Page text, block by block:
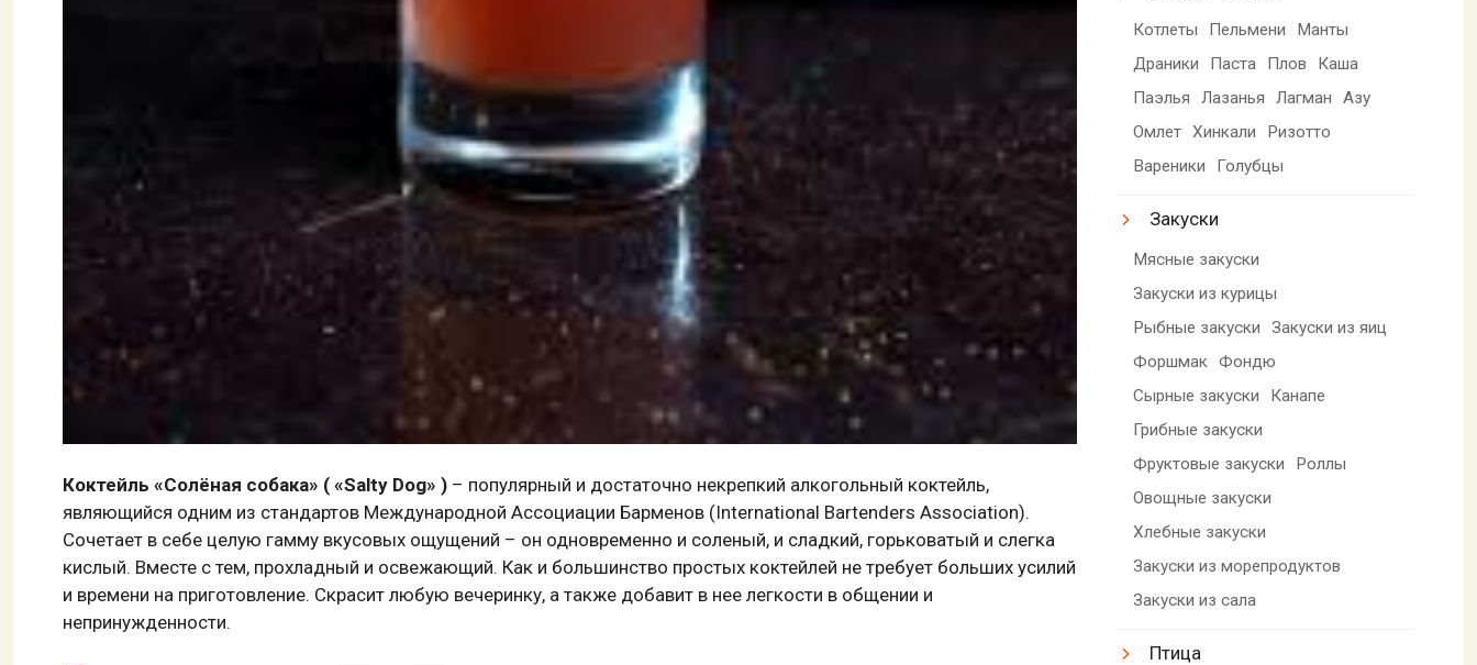
Коктейль «Солёная собака» ( «Salty Dog» ) – популярный и достаточно некрепкий алкогольный коктейль,
являющийся одним из стандартов Международной Ассоциации Барменов (International Bartenders Association).
Сочетает в себе целую гамму вкусовых ощущений – он одновременно и соленый, и сладкий, горьковатый и слегка
кислый. Вместе с тем, прохладный и освежающий. Как и большинство простых коктейлей не требует больших усилий
и времени на приготовление. Скрасит любую вечеринку, а также добавит в нее легкости в общении и
непринужденности.
Котлеты Пельмени
Манты
Драники
Паста Плов
Каша
Паэлья
Лазанья Лагман
Азу
Омлет Хинкали
Ризотто
Вареники
Голубцы
Закуски
Мясные закуски
Закуски из курицы
Рыбные закуски
Закуски из яиц
Форшмак Фондю
Сырные закуски
Канапе
Грибные закуски
Фруктовые закуски
Роллы
Овощные закуски
Хлебные закуски
Закуски из морепродуктов
Закуски из сала
Птица